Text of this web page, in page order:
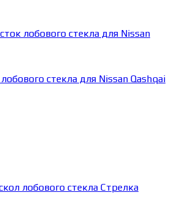
стекла для Nissan Qashqai